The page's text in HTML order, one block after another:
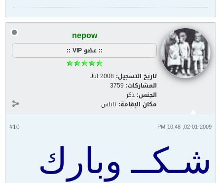
nepow
:: عضو VIP ::
تاريخ التسجيل: Jul 2008
المشاركات: 3759
الجنس: ذكر
مكان الإقامة: نابلس
#10 02-01-2009, 10:48 PM
شـكــ وبارك